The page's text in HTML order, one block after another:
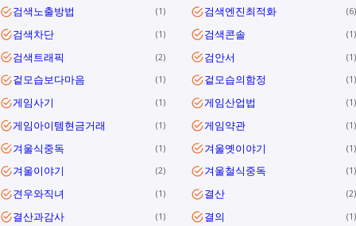
검색노출방법 1 검색엔진최적화 6
검색차단 1 검색콘솔 1
검색트래픽 2 검안서 1
겉모습보다마음 1 겉모습의함정 1
게임사기 1 게임산업법 1
게임아이템현금거래 1 게임약관 1
겨울식중독 1 겨울옛이야기 1
겨울이야기 2 겨울철식중독 1
견우와직녀 1 결산 2
결산과감사 1 결의 1